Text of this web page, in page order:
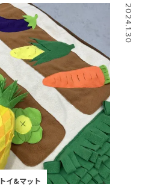
2024.1.30
イ&マット